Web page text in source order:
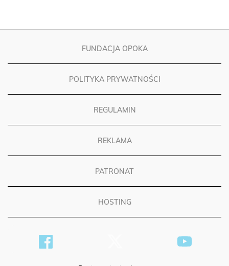
FUNDACJA OPOKA
POLITYKA PRYWATNOŚCI
REGULAMIN
REKLAMA
PATRONAT
HOSTING